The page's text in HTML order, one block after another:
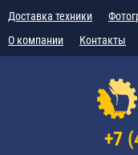
Доставка техники
О компании
Контакты
+7